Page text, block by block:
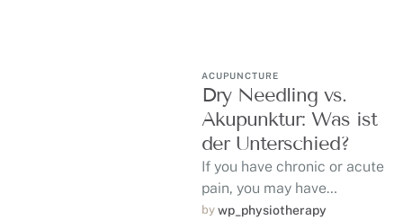
ACUPUNCTURE
Dry Needling vs.
Akupunktur: Was ist
der Unterschied?
If you have chronic or acute
pain, you may have
considered both dry
by wp_physiotherapy